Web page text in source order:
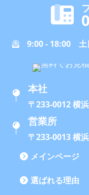
9:00 - 18:00 土
本社
〒233-0012 横
営業所
〒233-0013 横
メインページ
選ばれる理由